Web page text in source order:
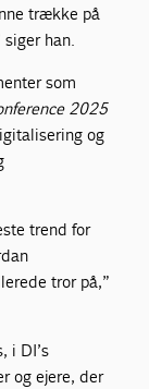
trække på
han.
som
2025
og
trend for
tror på,”
i DI’s
og ejere, der